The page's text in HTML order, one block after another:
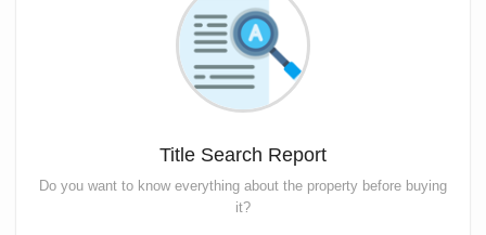
Title Search Report
Do you want to know everything about the property before buying
it?